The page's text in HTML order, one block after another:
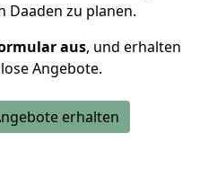
Daaden zu planen.
aus, und erhalten
Angebote.
erhalten